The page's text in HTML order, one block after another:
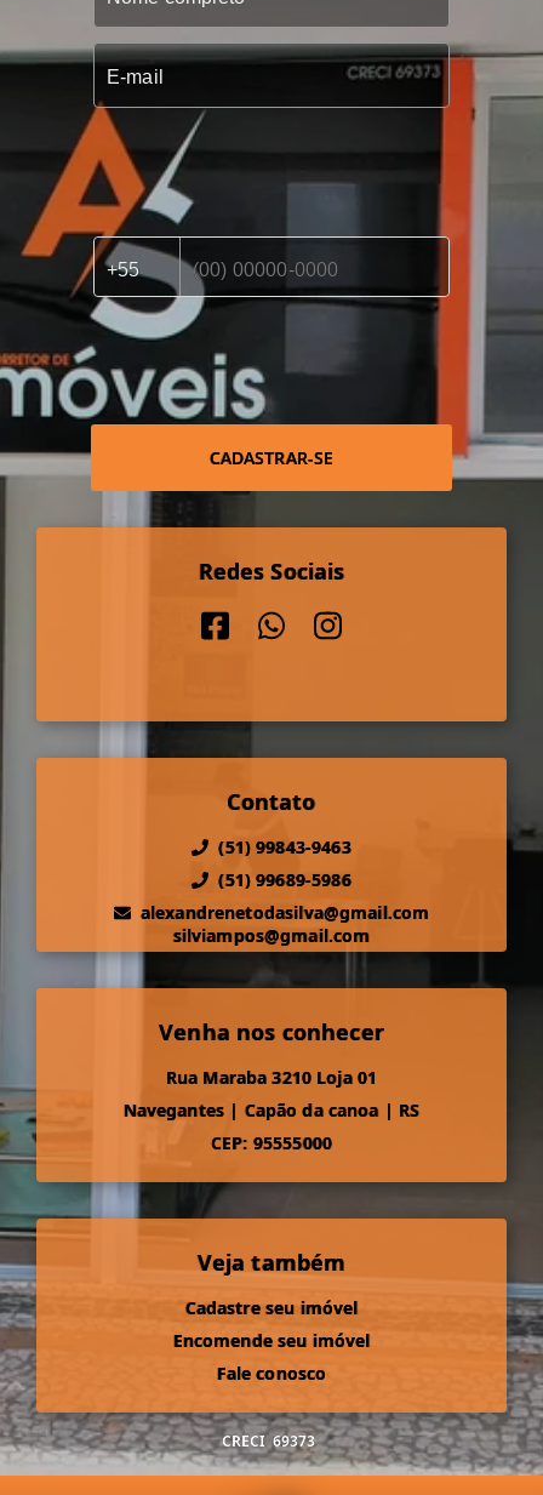
CADASTRAR-SE
Redes Sociais
Contato
(51) 99843-9463
(51) 99689-5986
alexandrenetodasilva@gmail.com
silviampos@gmail.com
Venha nos conhecer
Rua Maraba 3210 Loja 01
Navegantes | Capão da canoa | RS
CEP: 95555000
Veja também
Cadastre seu imóvel
Encomende seu imóvel
Fale conosco
CRECI 69373